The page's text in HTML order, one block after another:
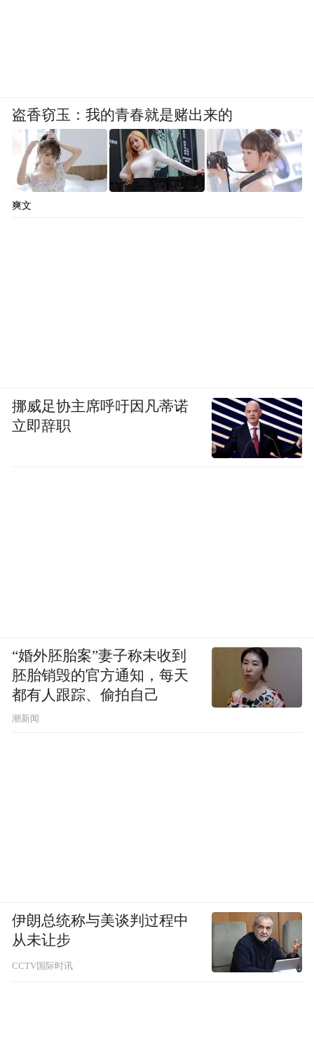
盗香窃玉：我的青春就是赌出来的
爽文
挪威足协主席呼吁因凡蒂诺
立即辞职
“婚外胚胎案”妻子称未收到
胚胎销毁的官方通知，每天
都有人跟踪、偷拍自己
潮新闻
伊朗总统称与美谈判过程中
从未让步
CCTV国际时讯